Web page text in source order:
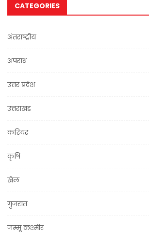
CATEGORIES
अंतराष्ट्रीय
अपराध
उत्तर प्रदेश
उत्तराखंड
करियर
कृषि
खेल
गुजरात
जम्मू कश्मीर